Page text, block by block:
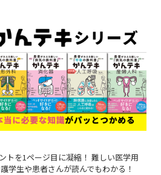
トを1ページ目に凝縮！ 難しい医学用
学生や患者さんが読んでもわかる！